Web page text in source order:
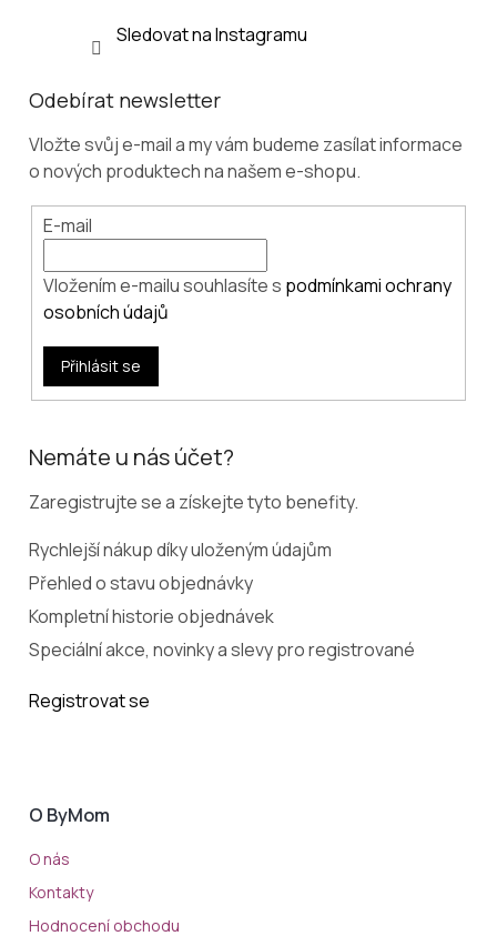
Sledovat na Instagramu
Odebírat newsletter
Vložte svůj e-mail a my vám budeme zasílat informace
o nových produktech na našem e-shopu.
E-mail
Vložením e-mailu souhlasíte s podmínkami ochrany
osobních údajů
Přihlásit se
Nemáte u nás účet?
Zaregistrujte se a získejte tyto benefity.
Rychlejší nákup díky uloženým údajům
Přehled o stavu objednávky
Kompletní historie objednávek
Speciální akce, novinky a slevy pro registrované
Registrovat se
O ByMom
O nás
Kontakty
Hodnocení obchodu